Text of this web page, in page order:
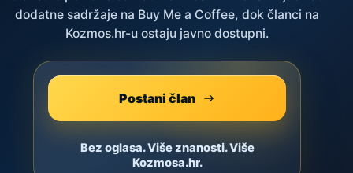
dodatne sadržaje na Buy Me a Coffee, dok članci na
Kozmos.hr-u ostaju javno dostupni.
Postani član
Bez oglasa. Više znanosti. Više
Kozmosa.hr.